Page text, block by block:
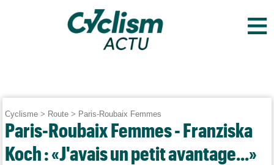
≡
Cyclisme > Route > Paris-Roubaix Femmes
Paris-Roubaix Femmes - Franziska
Koch : «J'avais un petit avantage...»